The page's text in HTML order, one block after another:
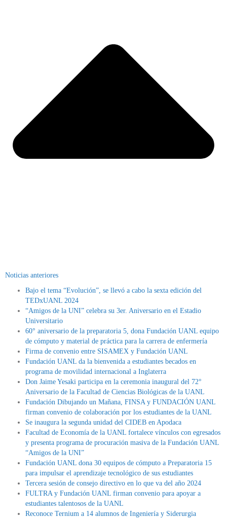
Noticias anteriores
Bajo el tema “Evolución”, se llevó a cabo la sexta edición del
TEDxUANL 2024
“Amigos de la UNI” celebra su 3er. Aniversario en el Estadio
Universitario
60° aniversario de la preparatoria 5, dona Fundación UANL equipo
de cómputo y material de práctica para la carrera de enfermería
Firma de convenio entre SISAMEX y Fundación UANL
Fundación UANL da la bienvenida a estudiantes becados en
programa de movilidad internacional a Inglaterra
Don Jaime Yesaki participa en la ceremonia inaugural del 72°
Aniversario de la Facultad de Ciencias Biológicas de la UANL
Fundación Dibujando un Mañana, FINSA y FUNDACIÓN UANL
firman convenio de colaboración por los estudiantes de la UANL
Se inaugura la segunda unidad del CIDEB en Apodaca
Facultad de Economía de la UANL fortalece vínculos con egresados
y presenta programa de procuración masiva de la Fundación UANL
“Amigos de la UNI”
Fundación UANL dona 30 equipos de cómputo a Preparatoria 15
para impulsar el aprendizaje tecnológico de sus estudiantes
Tercera sesión de consejo directivo en lo que va del año 2024
FULTRA y Fundación UANL firman convenio para apoyar a
estudiantes talentosos de la UANL
Reconoce Ternium a 14 alumnos de Ingeniería y Siderurgia